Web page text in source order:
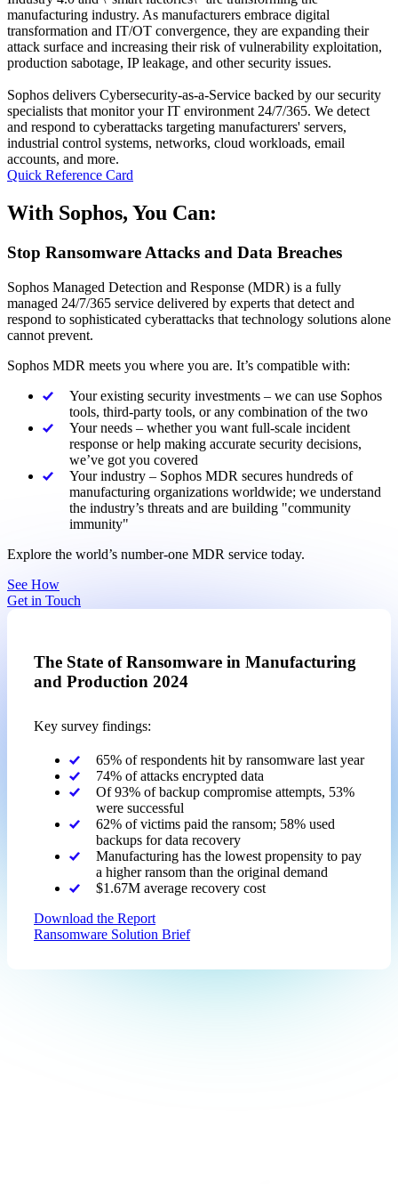
manufacturing industry. As manufacturers embrace digital
transformation and IT/OT convergence, they are expanding their
attack surface and increasing their risk of vulnerability exploitation,
production sabotage, IP leakage, and other security issues.
Sophos delivers Cybersecurity-as-a-Service backed by our security
specialists that monitor your IT environment 24/7/365. We detect
and respond to cyberattacks targeting manufacturers' servers,
industrial control systems, networks, cloud workloads, email
accounts, and more.
Quick Reference Card
With Sophos, You Can:
Stop Ransomware Attacks and Data Breaches
Sophos Managed Detection and Response (MDR) is a fully
managed 24/7/365 service delivered by experts that detect and
respond to sophisticated cyberattacks that technology solutions alone
cannot prevent.
Sophos MDR meets you where you are. It’s compatible with:
Your existing security investments – we can use Sophos
tools, third-party tools, or any combination of the two
Your needs – whether you want full-scale incident
response or help making accurate security decisions,
we’ve got you covered
Your industry – Sophos MDR secures hundreds of
manufacturing organizations worldwide; we understand
the industry’s threats and are building "community
immunity"
Explore the world’s number-one MDR service today.
See How
Get in Touch
The State of Ransomware in Manufacturing
and Production 2024
Key survey findings:
65% of respondents hit by ransomware last year
74% of attacks encrypted data
Of 93% of backup compromise attempts, 53%
were successful
62% of victims paid the ransom; 58% used
backups for data recovery
Manufacturing has the lowest propensity to pay
a higher ransom than the original demand
$1.67M average recovery cost
Download the Report
Ransomware Solution Brief